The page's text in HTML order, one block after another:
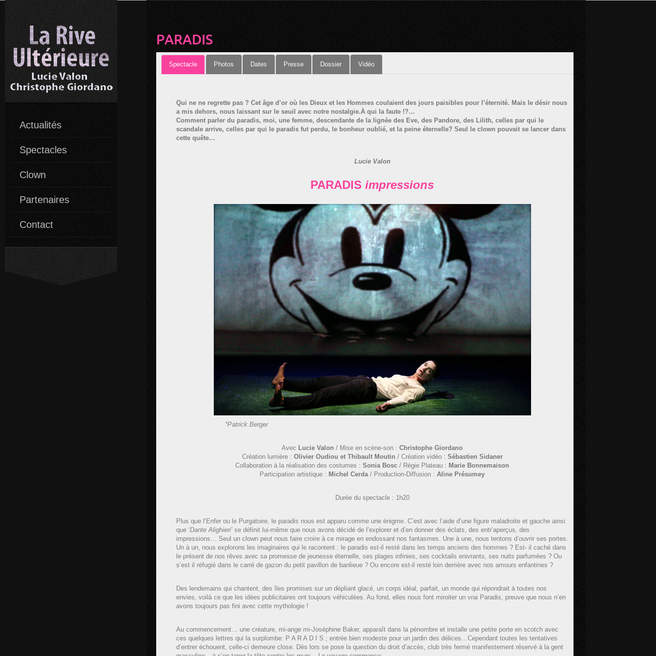
Actualités
Spectacles
Clown
Partenaires
Contact
PARADIS
Spectacle Photos Dates Presse Dossier Vidéo
Qui ne ne regrette pas ? Cet âge d’or où les Dieux et les Hommes coulaient des jours paisibles pour l’éternité. Mais le désir nous
a mis dehors, nous laissant sur le seuil avec notre nostalgie.À qui la faute !?…
Comment parler du paradis, moi, une femme, descendante de la lignée des Eve, des Pandore, des Lilith, celles par qui le
scandale arrive, celles par qui le paradis fut perdu, le bonheur oublié, et la peine éternelle? Seul le clown pouvait se lancer dans
cette quête…
Lucie Valon
PARADISimpressions
*Patrick Berger
Avec Lucie Valon / Mise en scène-son :Christophe Giordano
Création lumière : Olivier Oudiou et Thibault Moutin / Création vidéo : Sébastien Sidaner
Collaboration à la réalisation des costumes :Sonia Bosc / Régie Plateau : Marie Bonnemaison
Participation artistique : Michel Cerda/ Production-Diffusion :Aline Présumey
Durée du spectacle : 1h20
Plus que l‘Enfer ou le Purgatoire, le paradis nous est apparu comme une énigme. C’est avec l’aide d’une figure maladroite et gauche ainsi
que ‘DanteAlighieri’se définit lui-même que nous avons décidé de l’explorer et d’en donner des éclats, des entr’aperçus, des
impressions… Seul un clown peut nous faire croire à ce mirage en endossant nos fantasmes. Une à une, nous tentons d’ouvrir ses portes.
Un à un, nous explorons les imaginaires qui le racontent : le paradis est-il resté dans les temps anciens des hommes ? Est- il caché dans
le présent de nos rêves avec sa promesse de jeunesse éternelle, ses plages infinies, ses cocktails enivrants, ses nuits parfumées ? Ou
s’est il réfugié dans le carré de gazon du petit pavillon de banlieue ? Ou encore est-il resté loin derrière avec nos amours enfantines ?
Des lendemains qui chantent, des îles promises sur un dépliant glacé, un corps idéal, parfait, un monde qui répondrait à toutes nos
envies, voilà ce que les idées publicitaires ont toujours véhiculées. Au fond, elles nous font miroiter un vrai Paradis, preuve que nous n’en
avons toujours pas fini avec cette mythologie !
Au commencement… une créature, mi-ange mi-Joséphine Baker, apparaît dans la pénombre et installe une petite porte en scotch avec
ces quelques lettres qui la surplombe: P A R A D I S ; entrée bien modeste pour un jardin des délices…Cependant toutes les tentatives
d’entrer échouent, celle-ci demeure close. Dès lors se pose la question du droit d’accès, club très fermé manifestement réservé à la gent